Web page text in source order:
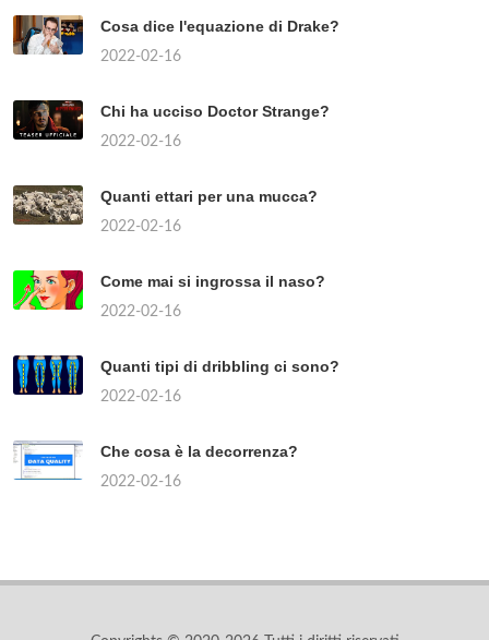
Cosa dice l'equazione di Drake?
2022-02-16
Chi ha ucciso Doctor Strange?
2022-02-16
Quanti ettari per una mucca?
2022-02-16
Come mai si ingrossa il naso?
2022-02-16
Quanti tipi di dribbling ci sono?
2022-02-16
Che cosa è la decorrenza?
2022-02-16